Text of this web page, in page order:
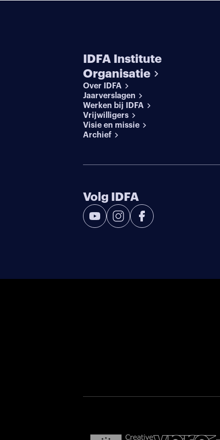
IDFA Institute
Organisatie
Over IDFA
Jaarverslagen
Werken bij IDFA
Vrijwilligers
Visie en missie
Archief
Volg IDFA